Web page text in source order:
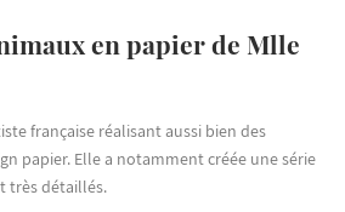
en papier de Mlle
française réalisant aussi bien des
papier. Elle a notamment créée une série
très détaillés.